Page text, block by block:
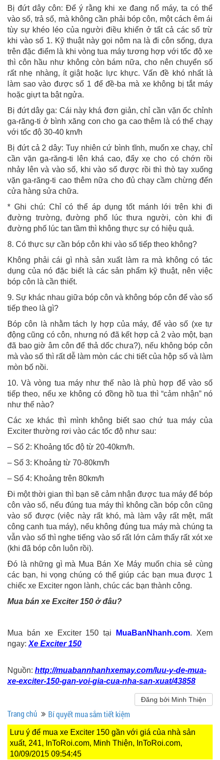
Bị đứt dây côn: Để ý rằng khi xe đang nổ máy, ta có thể
vào số, trả số, mà không cần phải bóp côn, một cách êm ái
tùy sự khéo léo của người điều khiển ở tất cả các số trừ
khi vào số 1. Kỹ thuật này gọi nôm na là đi côn sống, dựa
trên đặc điểm là khi vòng tua máy tương hợp với tốc độ xe
thì côn hầu như không còn bám nữa, cho nên chuyển số
rất nhẹ nhàng, ít giật hoặc lực khực. Vấn đề khó nhất là
làm sao vào được số 1 để đề-ba mà xe không bị tắt máy
hoặc giựt ta bật ngửa.
Bị đứt dây ga: Cái này khá đơn giản, chỉ cần vặn ốc chỉnh
ga-răng-ti ở bình xăng con cho ga cao thêm là có thể chạy
với tốc độ 30-40 km/h
Bị đứt cả 2 dây: Tuy nhiên cứ bình tĩnh, muốn xe chạy, chỉ
cần vặn ga-răng-ti lên khá cao, đẩy xe cho có chớn rồi
nhảy lên và vào số, khi vào số được rồi thì thò tay xuống
vặn ga-răng-ti cao thêm nữa cho đủ chạy cầm chừng đến
cửa hàng sửa chữa.
* Ghi chú: Chỉ có thể áp dụng tốt mánh lới trên khi đi
đường trường, đường phố lúc thưa người, còn khi đi
đường phố lúc tan tầm thì không thực sự có hiệu quả.
8. Có thực sự cần bóp côn khi vào số tiếp theo không?
Không phải cái gì nhà sản xuất làm ra mà không có tác
dụng của nó đặc biết là các sản phẩm kỹ thuật, nên việc
bóp côn là cần thiết.
9. Sự khác nhau giữa bóp côn và không bóp côn để vào số
tiếp theo là gì?
Bóp côn là nhằm tách ly hợp của máy, để vào số (xe tự
động cũng có côn, nhưng nó đã kết hợp cả 2 vào một, bạn
đã bao giờ âm côn để thả dốc chưa?), nếu không bóp côn
mà vào số thì rất dễ làm mòn các chi tiết của hộp số và làm
mòn bố nồi.
10. Và vòng tua máy như thế nào là phù hợp để vào số
tiếp theo, nếu xe không có đồng hồ tua thì “cảm nhận” nó
như thế nào?
Các xe khác thì mình không biết sao chứ tua máy của
Exciter thường rơi vào các tốc độ như sau:
– Số 2: Khoảng tốc độ từ 20-40km/h.
– Số 3: Khoảng từ 70-80km/h
– Số 4: Khoảng trên 80km/h
Đi một thời gian thì bạn sẽ cảm nhận được tua máy để bóp
côn vào số, nếu đúng tua máy thì không cần bóp côn cũng
vào số được (việc này rất khó, mà làm vậy rất mệt, mất
công canh tua máy), nếu không đúng tua máy mà chúng ta
vẫn vào số thì nghe tiếng vào số rất lớn cảm thấy rất xót xe
(khi đã bóp côn luôn rồi).
Đó là những gì mà Mua Bán Xe Máy muốn chia sẻ cùng
các bạn, hi vọng chúng có thể giúp các bạn mua được 1
chiếc xe Exciter ngon lành, chúc các bạn thành công.
Mua bán xe Exciter 150 ở đâu?
Mua bán xe Exciter 150 tại MuaBanNhanh.com. Xem
ngay: Xe Exciter 150
Nguồn: http://muabannhanhxemay.com/luu-y-de-mua-
xe-exciter-150-gan-voi-gia-cua-nha-san-xuat/43858
Đăng bởi Minh Thiện
Trang chủ Bí quyết mua sắm tiết kiệm
Lưu ý để mua xe Exciter 150 gần với giá của nhà sản
xuất, 241, InToRoi.com, Minh Thiện, InToRoi.com,
10/09/2015 09:54:45